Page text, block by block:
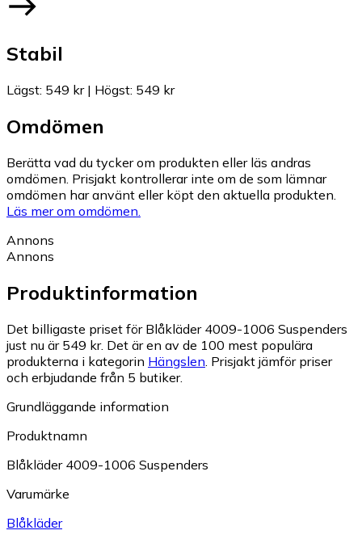
Stabil
Lägst: 549 kr| Högst: 549 kr
Omdömen
Berätta vad du tycker om produkten eller läs andras
omdömen. Prisjakt kontrollerar inte om de som lämnar
omdömen har använt eller köpt den aktuella produkten.
Läs mer om omdömen.
Annons
Annons
Produktinformation
Det billigaste priset för Blåkläder 4009-1006 Suspenders
just nu är 549 kr. Det är en av de 100 mest populära
produkterna i kategorin Hängslen. Prisjakt jämför priser
och erbjudande från 5 butiker.
Grundläggande information
Produktnamn
Blåkläder 4009-1006 Suspenders
Varumärke
Blåkläder